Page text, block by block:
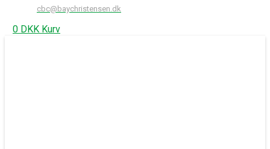
cbc@baychristensen.dk
0 DKK Kurv